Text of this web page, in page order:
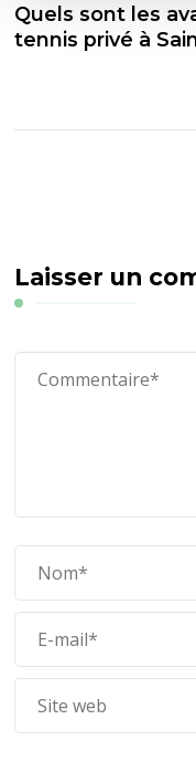
Quels sont les
tennis privé à
Laisser un